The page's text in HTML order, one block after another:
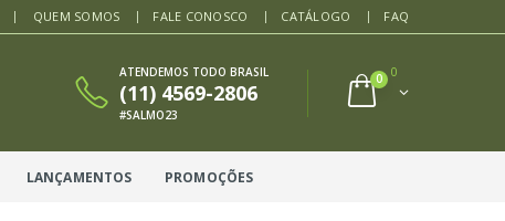
QUEM SOMOS FALE CONOSCO CATÁLOGO FAQ
ATENDEMOS TODO BRASIL
(11) 4569-2806
#SALMO23
0
0
LANÇAMENTOS PROMOÇÕES